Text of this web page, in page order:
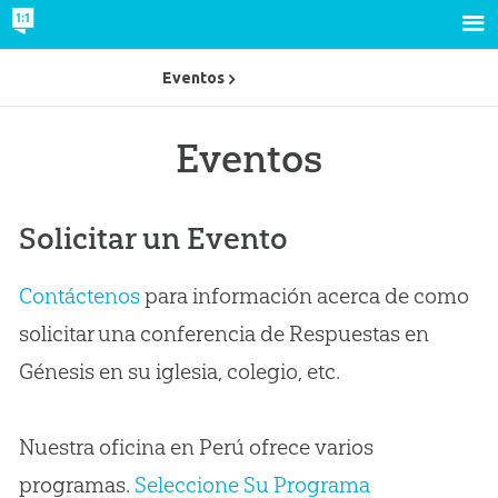
Eventos
Solicitar un Evento
Contáctenospara información acerca de como
solicitar una conferencia de Respuestas en
Génesis en su iglesia, colegio, etc.
Nuestra oficina en Perú ofrece varios
programas. Seleccione Su Programa
Eventos